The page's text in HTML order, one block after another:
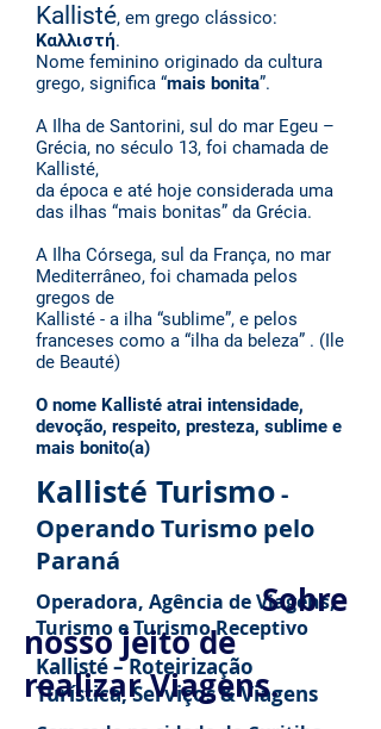
Kallisté, em grego clássico:
Καλλιστή.
Nome feminino originado da cultura
grego, significa “mais bonita”.
A Ilha de Santorini, sul do mar Egeu –
Grécia, no século 13, foi chamada de
Kallisté,
da época e até hoje considerada uma
das ilhas “mais bonitas” da Grécia.
A Ilha Córsega, sul da França, no mar
Mediterrâneo, foi chamada pelos
gregos de
Kallisté - a ilha “sublime”, e pelos
franceses como a “ilha da beleza” . (Ile
de Beauté)
O nome Kallisté atrai intensidade,
devoção, respeito, presteza, sublime e
mais bonito(a)
Kallisté Turismo-
Operando Turismo pelo
Paraná
Operadora, Agência de Viagens,
Turismo e Turismo Receptivo
Kallisté – Roteirização
Turística, Serviços & Viagens
Sobre
nosso jeito de
realizar Viagens.